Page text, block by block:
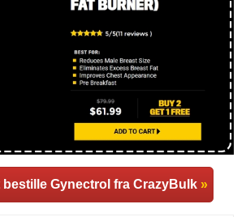
bestille Gynectrol fra CrazyBulk »